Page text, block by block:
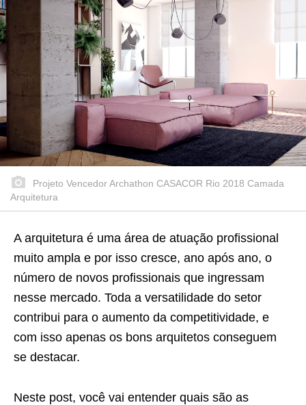
Projeto Vencedor Archathon CASACOR Rio 2018 Camada
Arquitetura
A arquitetura é uma área de atuação profissional
muito ampla e por isso cresce, ano após ano, o
número de novos profissionais que ingressam
nesse mercado. Toda a versatilidade do setor
contribui para o aumento da competitividade, e
com isso apenas os bons arquitetos conseguem
se destacar.
Neste post, você vai entender quais são as